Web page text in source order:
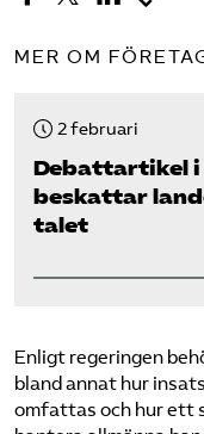
In English
MER OM
2 februari
Debattartikel
beskattar
talet
Enligt regeringen
bland annat hur
omfattas och hur ett